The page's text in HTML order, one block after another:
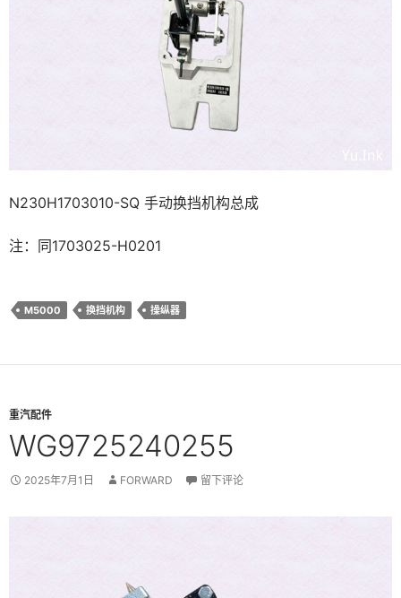
N230H1703010-SQ 手动换挡机构总成
注：同1703025-H0201
M5000 换挡机构 操纵器
重汽配件
WG9725240255
2025年7月1日 FORWARD 留下评论